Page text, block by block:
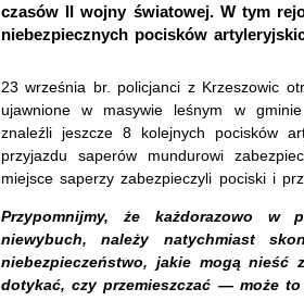
czasów II wojny światowej. W tym
niebezpiecznych pocisków
23 września br. policjanci z Krzeszowic
ujawnione w masywie leśnym w
znaleźli jeszcze 8 kolejnych pocisków
przyjazdu saperów mundurowi
miejsce saperzy zabezpieczyli pociski i
Przypomnijmy, że każdorazowo w
niewybuch, należy natychmiast
niebezpieczeństwo, jakie mogą
dotykać, czy przemieszczać — może